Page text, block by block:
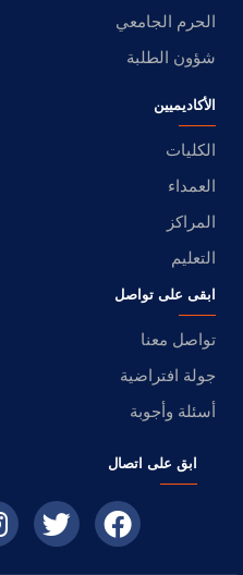
الحرم الجامعي
شؤون الطلبة
الأكاديميين
الكليات
العمداء
المراكز
التعليم
ابقى على تواصل
تواصل معنا
جولة افتراضية
أسئلة وأجوبة
ابق على اتصال